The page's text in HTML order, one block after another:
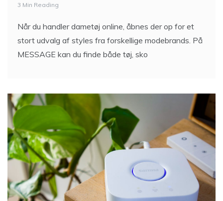
3 Min Reading
Når du handler dametøj online, åbnes der op for et
stort udvalg af styles fra forskellige modebrands. På
MESSAGE kan du finde både tøj, sko